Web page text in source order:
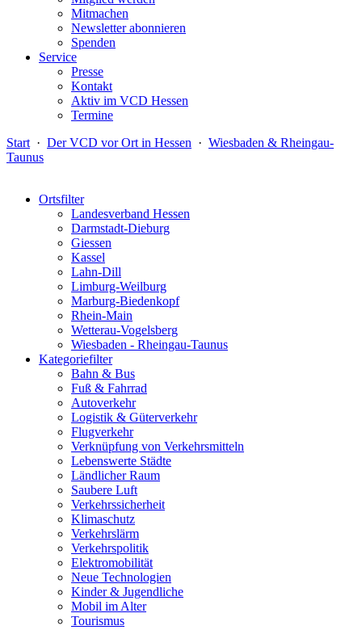
Mitmachen
Newsletter abonnieren
Spenden
Service
Presse
Kontakt
Aktiv im VCD Hessen
Termine
Start · Der VCD vor Ort in Hessen · Wiesbaden & Rheingau-
Taunus
Ortsfilter
Landesverband Hessen
Darmstadt-Dieburg
Giessen
Kassel
Lahn-Dill
Limburg-Weilburg
Marburg-Biedenkopf
Rhein-Main
Wetterau-Vogelsberg
Wiesbaden - Rheingau-Taunus
Kategoriefilter
Bahn & Bus
Fuß & Fahrrad
Autoverkehr
Logistik & Güterverkehr
Flugverkehr
Verknüpfung von Verkehrsmitteln
Lebenswerte Städte
Ländlicher Raum
Saubere Luft
Verkehrssicherheit
Klimaschutz
Verkehrslärm
Verkehrspolitik
Elektromobilität
Neue Technologien
Kinder & Jugendliche
Mobil im Alter
Tourismus